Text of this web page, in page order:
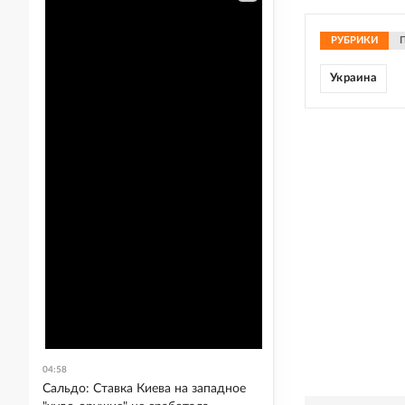
РУБРИКИ
Украина
04:58
Сальдо: Ставка Киева на западное